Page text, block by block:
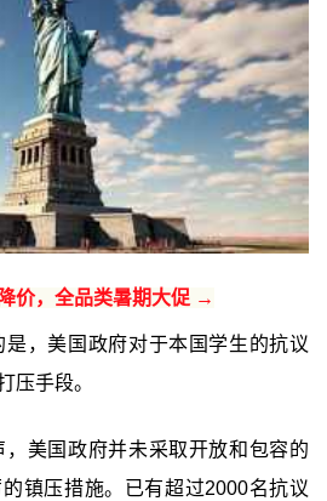
价，全品类暑期大促 →
，美国政府对于本国学生的抗议
压手段。
，美国政府并未采取开放和包容的
镇压措施。已有超过2000名抗议